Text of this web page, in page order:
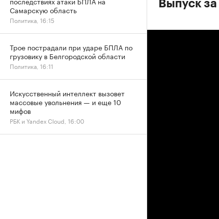
Выпуск
Самарскую область
Политика, 16:15
Трое пострадали при ударе БПЛА по
грузовику в Белгородской области
Политика, 16:11
Искусственный интеллект вызовет
массовые увольнения — и еще 10
мифов
РБК и Yandex Cloud, 16:00